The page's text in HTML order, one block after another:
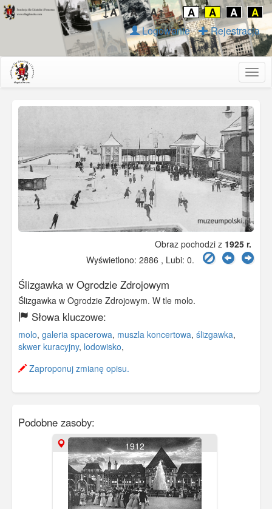
↓A A A↑ A A A A
Logowanie Rejestracja
Obraz pochodzi z 1925 r.
Wyświetlono: 2886 , Lubi: 0.
Ślizgawka w Ogrodzie Zdrojowym
Ślizgawka w Ogrodzie Zdrojowym. W tle molo.
Słowa kluczowe:
molo, galeria spacerowa, muszla koncertowa, ślizgawka,
skwer kuracyjny, lodowisko,
Zaproponuj zmianę opisu.
Podobne zasoby:
1912